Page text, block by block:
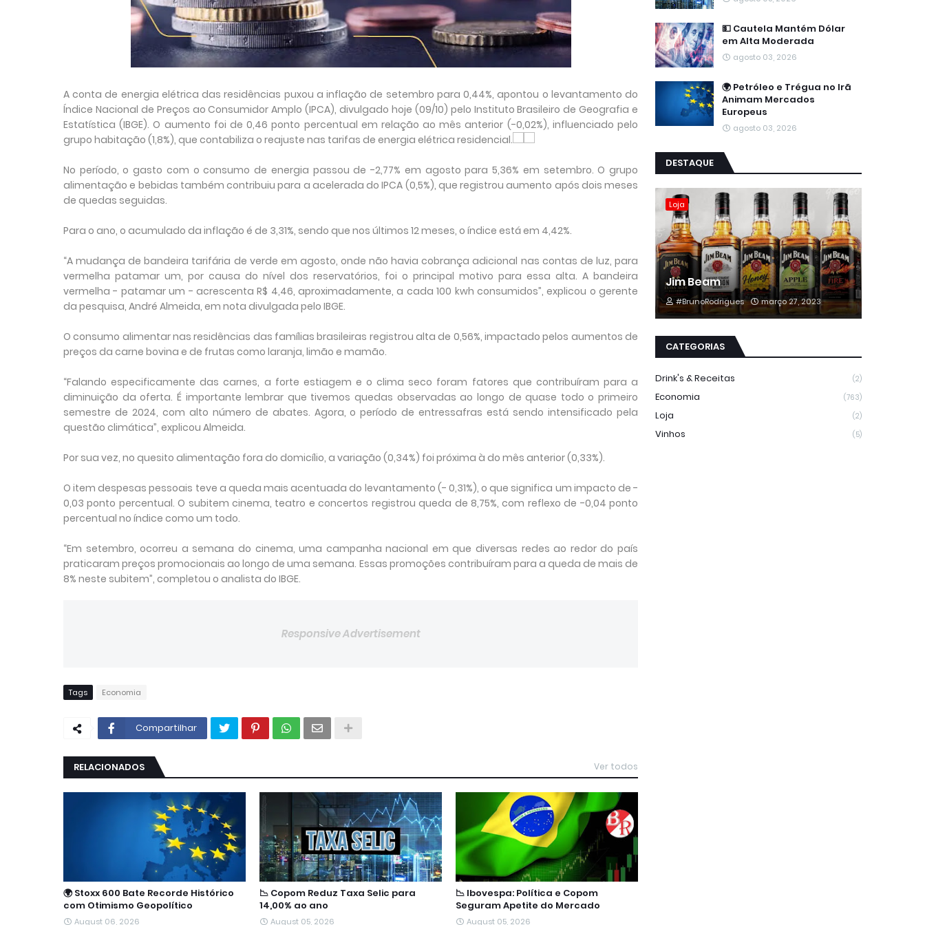
A conta de energia elétrica das residências puxou a inflação de setembro para 0,44%, apontou o levantamento do
Índice Nacional de Preços ao Consumidor Amplo (IPCA), divulgado hoje (09/10) pelo Instituto Brasileiro de Geografia e
Estatística (IBGE). O aumento foi de 0,46 ponto percentual em relação ao mês anterior (-0,02%), influenciado pelo
grupo habitação (1,8%), que contabiliza o reajuste nas tarifas de energia elétrica residencial.
No período, o gasto com o consumo de energia passou de -2,77% em agosto para 5,36% em setembro. O grupo
alimentação e bebidas também contribuiu para a acelerada do IPCA (0,5%), que registrou aumento após dois meses
de quedas seguidas.
Para o ano, o acumulado da inflação é de 3,31%, sendo que nos últimos 12 meses, o índice está em 4,42%.
“A mudança de bandeira tarifária de verde em agosto, onde não havia cobrança adicional nas contas de luz, para
vermelha patamar um, por causa do nível dos reservatórios, foi o principal motivo para essa alta. A bandeira
vermelha - patamar um - acrescenta R$ 4,46, aproximadamente, a cada 100 kwh consumidos”, explicou o gerente
da pesquisa, André Almeida, em nota divulgada pelo IBGE.
O consumo alimentar nas residências das famílias brasileiras registrou alta de 0,56%, impactado pelos aumentos de
preços da carne bovina e de frutas como laranja, limão e mamão.
“Falando especificamente das carnes, a forte estiagem e o clima seco foram fatores que contribuíram para a
diminuição da oferta. É importante lembrar que tivemos quedas observadas ao longo de quase todo o primeiro
semestre de 2024, com alto número de abates. Agora, o período de entressafras está sendo intensificado pela
questão climática”, explicou Almeida.
Por sua vez, no quesito alimentação fora do domicílio, a variação (0,34%) foi próxima à do mês anterior (0,33%).
O item despesas pessoais teve a queda mais acentuada do levantamento (- 0,31%), o que significa um impacto de -
0,03 ponto percentual. O subitem cinema, teatro e concertos registrou queda de 8,75%, com reflexo de -0,04 ponto
percentual no índice como um todo.
“Em setembro, ocorreu a semana do cinema, uma campanha nacional em que diversas redes ao redor do país
praticaram preços promocionais ao longo de uma semana. Essas promoções contribuíram para a queda de mais de
8% neste subitem”, completou o analista do IBGE.
Responsive Advertisement
Tags Economia
Compartilhar
RELACIONADOS Ver todos
🌍 Stoxx 600 Bate Recorde Histórico
com Otimismo Geopolítico
August 06, 2026
📉 Copom Reduz Taxa Selic para
14,00% ao ano
August 05, 2026
📉 Ibovespa: Política e Copom
Seguram Apetite do Mercado
August 05, 2026
💵 Cautela Mantém Dólar
em Alta Moderada
agosto 03, 2026
🌍 Petróleo e Trégua no Irã
Animam Mercados
Europeus
agosto 03, 2026
DESTAQUE
Loja
Jim Beam
#BrunoRodrigues março 27, 2023
CATEGORIAS
Drink's & Receitas (2)
Economia (763)
Loja (2)
Vinhos (5)